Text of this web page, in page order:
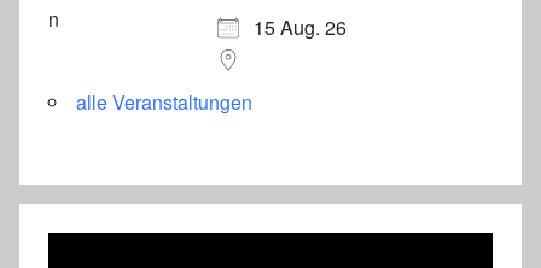
15 Aug. 26
alle Veranstaltungen